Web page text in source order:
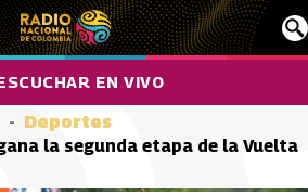
EN VIVO
Deportes
la segunda etapa de la Vuelta